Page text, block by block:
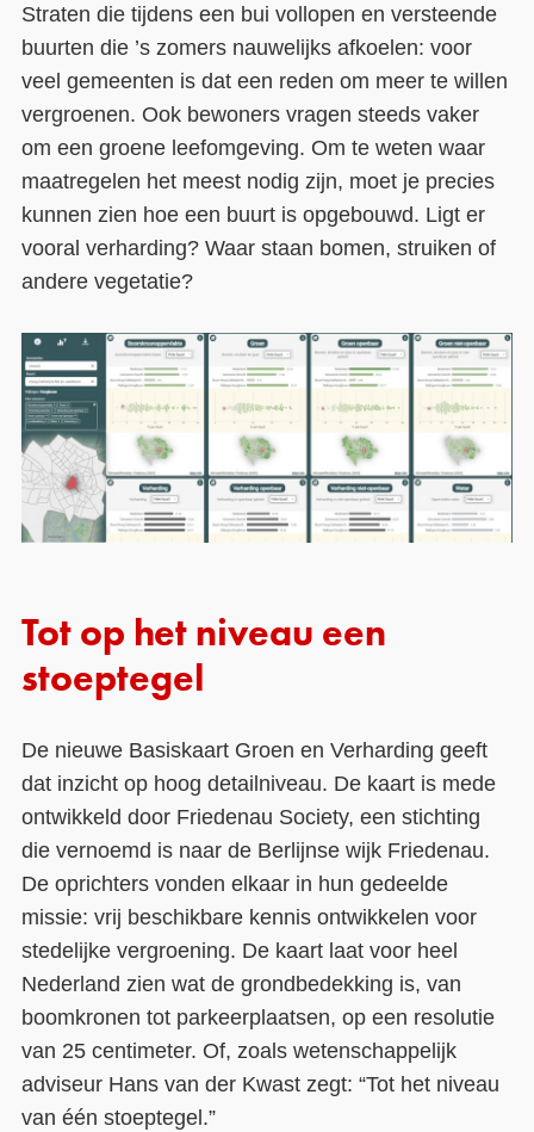
Straten die tijdens een bui vollopen en versteende
buurten die ’s zomers nauwelijks afkoelen: voor
veel gemeenten is dat een reden om meer te willen
vergroenen. Ook bewoners vragen steeds vaker
om een groene leefomgeving. Om te weten waar
maatregelen het meest nodig zijn, moet je precies
kunnen zien hoe een buurt is opgebouwd. Ligt er
vooral verharding? Waar staan bomen, struiken of
andere vegetatie?
Tot op het niveau een
stoeptegel
De nieuwe Basiskaart Groen en Verharding geeft
dat inzicht op hoog detailniveau. De kaart is mede
ontwikkeld door Friedenau Society, een stichting
die vernoemd is naar de Berlijnse wijk Friedenau.
De oprichters vonden elkaar in hun gedeelde
missie: vrij beschikbare kennis ontwikkelen voor
stedelijke vergroening. De kaart laat voor heel
Nederland zien wat de grondbedekking is, van
boomkronen tot parkeerplaatsen, op een resolutie
van 25 centimeter. Of, zoals wetenschappelijk
adviseur Hans van der Kwast zegt: “Tot het niveau
van één stoeptegel.”